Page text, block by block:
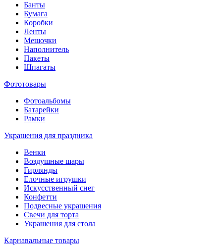
Банты
Бумага
Коробки
Ленты
Мешочки
Наполнитель
Пакеты
Шпагаты
Фототовары
Фотоальбомы
Батарейки
Рамки
Украшения для праздника
Венки
Воздушные шары
Гирлянды
Елочные игрушки
Искусственный снег
Конфетти
Подвесные украшения
Свечи для торта
Украшения для стола
Карнавальные товары